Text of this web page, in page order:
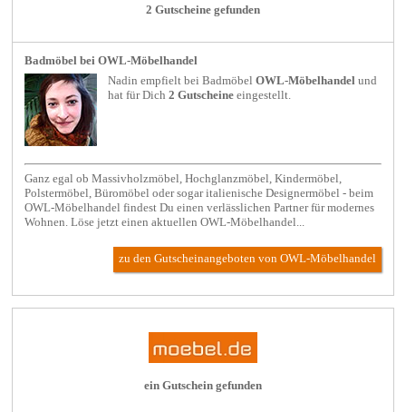
2 Gutscheine gefunden
Badmöbel bei OWL-Möbelhandel
Nadin empfielt beiBadmöbel OWL-Möbelhandel und
hat für Dich2 Gutscheine eingestellt.
Ganz egal ob Massivholzmöbel, Hochglanzmöbel, Kindermöbel,
Polstermöbel, Büromöbel oder sogar italienische Designermöbel - beim
OWL-Möbelhandel findest Du einen verlässlichen Partner für modernes
Wohnen. Löse jetzt einen aktuellen OWL-Möbelhandel...
zu den Gutscheinangeboten von OWL-Möbelhandel
ein Gutschein gefunden